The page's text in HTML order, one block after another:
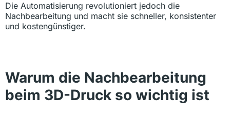
Die Automatisierung revolutioniert jedoch die
Nachbearbeitung und macht sie schneller, konsistenter
und kostengünstiger.
Warum die Nachbearbeitung
beim 3D-Druck so wichtig ist